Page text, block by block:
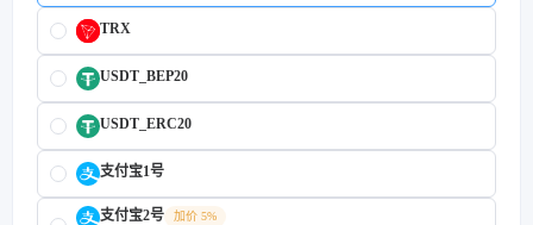
TRX
USDT_BEP20
USDT_ERC20
支付宝1号
支付宝2号
加价 5%